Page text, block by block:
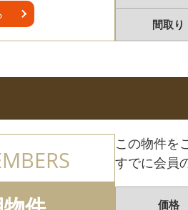
間取り
この物件を
すでに会員
価格